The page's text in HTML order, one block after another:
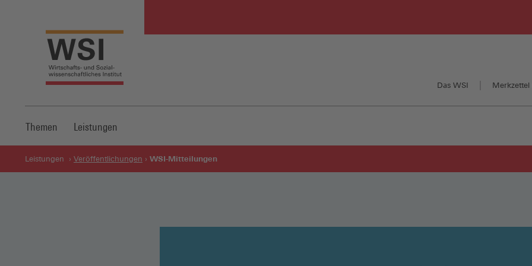
Das WSI Merkzettel
Themen Leistungen
Leistungen Veröffentlichungen WSI-Mitteilungen